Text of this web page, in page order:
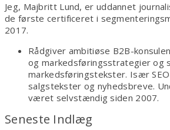
Jeg, Majbritt Lund, er uddannet
de første certificeret i
2017.
Rådgiver ambitiøse B2B-
og markedsføringsstrategier og
markedsføringstekster. Især
salgstekster og nyhedsbreve.
været selvstændig siden 2007.
Seneste Indlæg